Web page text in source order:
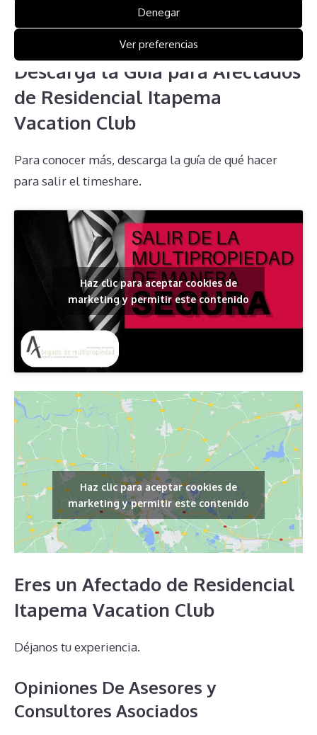
Denegar
Ver preferencias
puede ayudar a mitigar algunos de estos problemas
a largo plazo.
Descarga la Guía para Afectados
de Residencial Itapema
Vacation Club
Para conocer más, descarga la guía de qué hacer
para salir el timeshare.
Haz clic para aceptar cookies de
marketing y permitir este contenido
Haz clic para aceptar cookies de
marketing y permitir este contenido
Eres un Afectado de Residencial
Itapema Vacation Club
Déjanos tu experiencia.
Opiniones De Asesores y
Consultores Asociados